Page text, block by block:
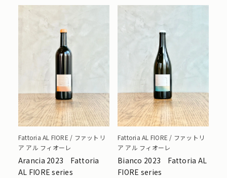
Fattoria AL FIORE / ファットリ
ア アル フィオーレ
Arancia 2023 Fattoria
AL FIORE series
Fattoria AL FIORE / ファットリ
ア アル フィオーレ
Bianco 2023 Fattoria AL
FIORE series